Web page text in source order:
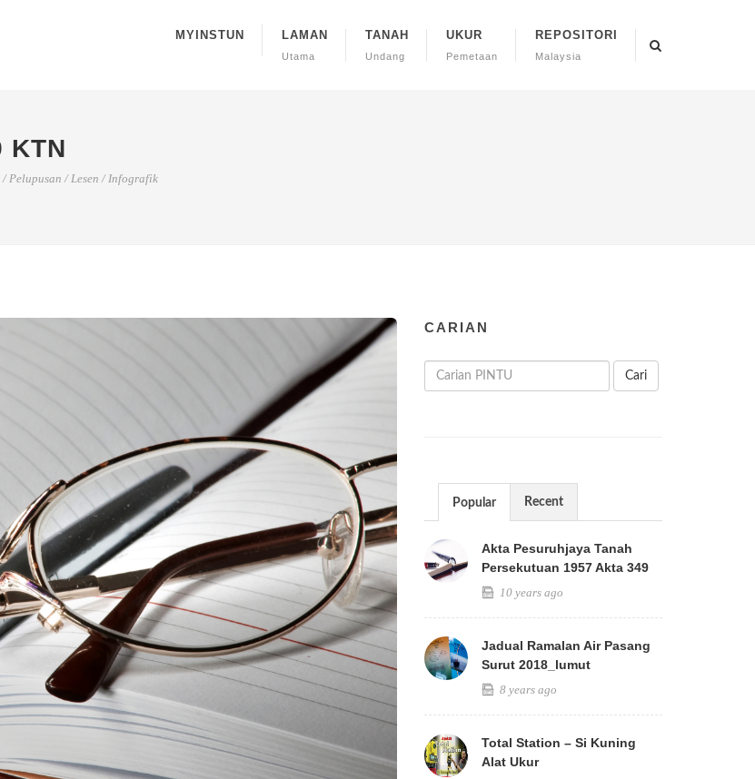
MYINSTUN LAMAN
Utama
TANAH
Undang
UKUR
Pemetaan
REPOSITORI
Malaysia
KTN
/Pelupusan /Lesen /Infografik
CARIAN
Cari
Popular Recent
Akta Pesuruhjaya Tanah
Persekutuan 1957 Akta 349
10 years ago
Jadual Ramalan Air Pasang
Surut 2018_lumut
8 years ago
Total Station – Si Kuning
Alat Ukur